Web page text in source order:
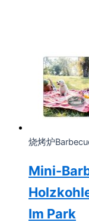
烧烤炉
Mini-
Im Park